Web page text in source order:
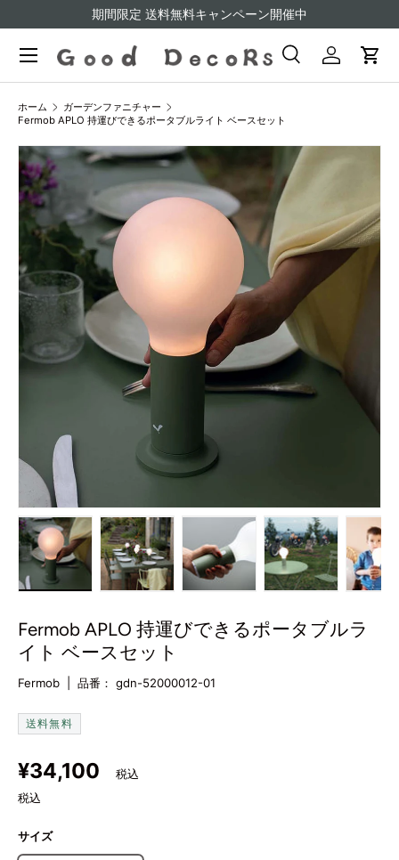
コンテンツへスキップ
期間限定 送料無料キャンペーン開催中
検索
検索 ログインカー
ホーム
ガーデンファニチャー
Fermob APLO 持運びできるポータブルライト ベースセット
画像7をギャラリービューでご覧になれます
Fermob APLO 持運びできるポータブルラ
イト ベースセット
Fermob 品番： gdn-52000012-01
送料無料
定価
¥34,100
税込
サイズ